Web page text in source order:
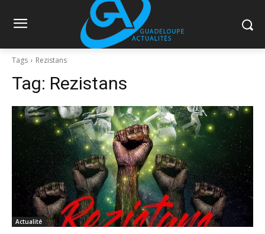
Tags Rezistans
Tag: Rezistans
Actualité